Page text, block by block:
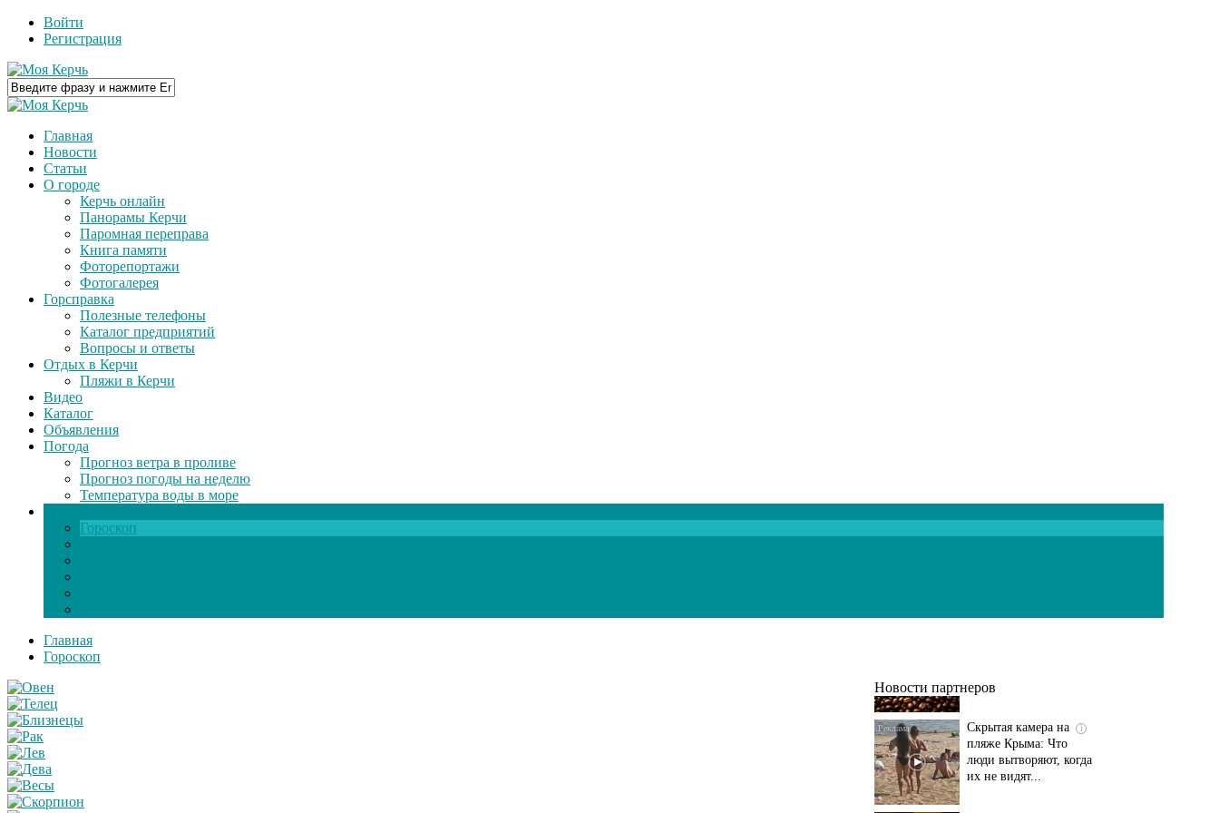
Войти
Регистрация
Главная
Новости
Статьи
О городе
Керчь онлайн
Панорамы Керчи
Паромная переправа
Книга памяти
Фоторепортажи
Фотогалерея
Горсправка
Полезные телефоны
Каталог предприятий
Вопросы и ответы
Отдых в Керчи
Пляжи в Керчи
Видео
Каталог
Объявления
Погода
Прогноз ветра в проливе
Прогноз погоды на неделю
Температура воды в море
Гороскоп
Главная
Гороскоп
Новости партнеров
пляже Крыма: Что
люди вытворяют, когда
их не видят...